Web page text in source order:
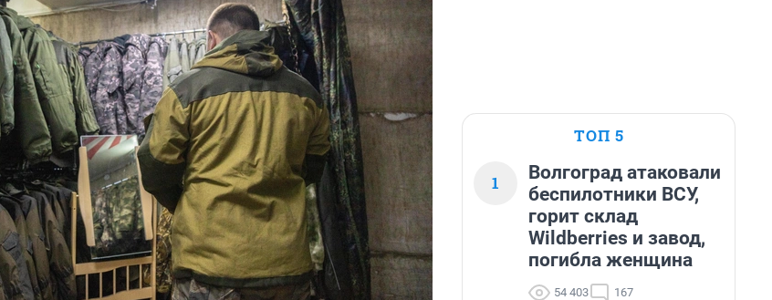
ТОП 5
1
Волгоград атаковали
беспилотники ВСУ,
горит склад
Wildberries и завод,
погибла женщина
54 403 167